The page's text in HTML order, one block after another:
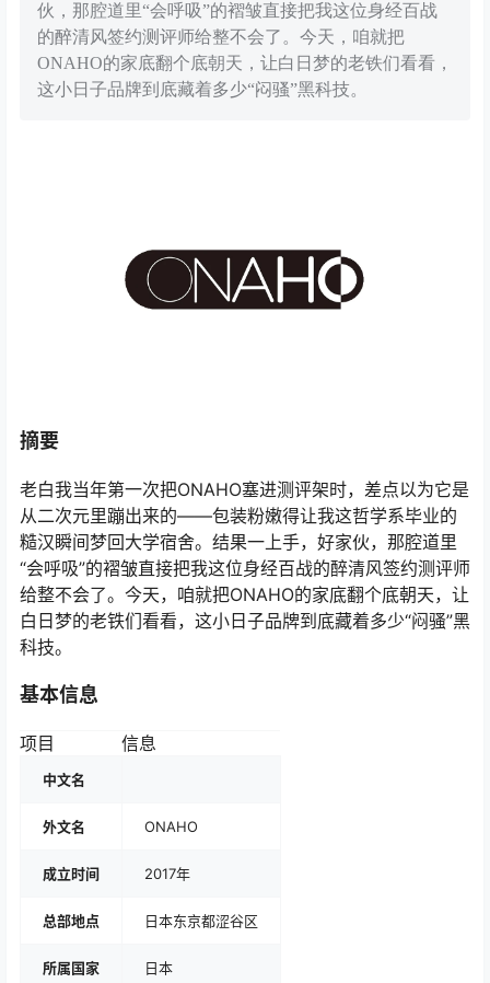
伙，那腔道里“会呼吸”的褶皱直接把我这位身经百战
的醉清风签约测评师给整不会了。今天，咱就把
ONAHO的家底翻个底朝天，让白日梦的老铁们看看，
这小日子品牌到底藏着多少“闷骚”黑科技。
摘要
老白我当年第一次把ONAHO塞进测评架时，差点以为它是
从二次元里蹦出来的——包装粉嫩得让我这哲学系毕业的
糙汉瞬间梦回大学宿舍。结果一上手，好家伙，那腔道里
“会呼吸”的褶皱直接把我这位身经百战的醉清风签约测评师
给整不会了。今天，咱就把ONAHO的家底翻个底朝天，让
白日梦的老铁们看看，这小日子品牌到底藏着多少“闷骚”黑
科技。
基本信息
项目 信息
中文名
外文名 ONAHO
成立时间 2017年
总部地点 日本东京都涩谷区
所属国家 日本